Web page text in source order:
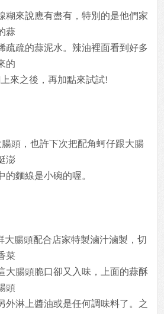
糊來說應有盡有，特別的是他們家
蒜
疏疏的蒜泥水。辣油裡面看到好多
的
來之後，再加點來試試!
頭，也許下次把配角蚵仔跟大腸
澎
麵線是小碗的喔。
大腸頭配合店家特製滷汁滷製，切
菜
大腸頭脆口卻又入味，上面的蒜酥
頭
外淋上醬油或是任何調味料了。之